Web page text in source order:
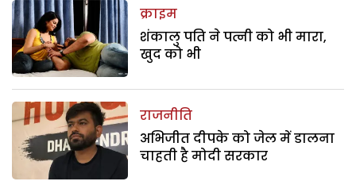
क्राइम
शंकालु पति ने पत्नी को भी मारा,
खुद को भी
राजनीति
अभिजीत दीपके को जेल में डालना
चाहती है मोदी सरकार